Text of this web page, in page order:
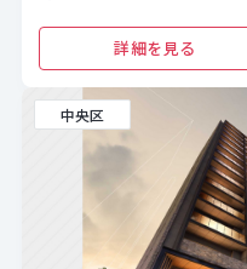
詳細を見る
中央区